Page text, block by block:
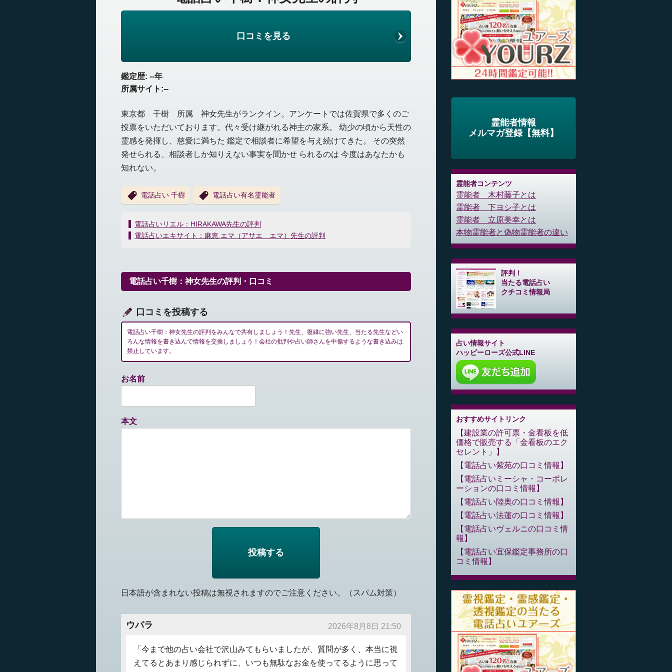
口コミを見る
鑑定歴: --年
所属サイト:--
東京都 千樹 所属 神女先生がランクイン。アンケートでは佐賀県で多くのご
投票をいただいております。代々受け継がれる神主の家系。 幼少の頃から天性の
霊感を発揮し、慈愛に満ちた 鑑定で相談者に希望を与え続けてきた。 その突然
発せられる、相談者しか知りえない事実を聞かせ られるのは 今度はあなたかも
知れない。
電話占い 千樹 電話占い有名霊能者
投
稿
ー
シ
ン
電話占いリエル：HIRAKAWA先生の評判
電話占いエキサイト：麻恵 エマ（アサエ エマ）先生の評判
電話占い千樹：神女先生の評判・口コミ
口コミを投稿する
電話占い千樹：神女先生の評判をみんなで共有しましょう！先生、復縁に強い先生、当たる先生などい
ろんな情報を書き込んで情報を交換しましょう！会社の批判や占い師さんを中傷するような書き込みは
禁止しています。
お名前
本文
日本語が含まれない投稿は無視されますのでご注意ください。（スパム対策）
ウパラ 2026年8月8日 21:50
「今まで他の占い会社で沢山みてもらいましたが、質問が多く、本当に視
えてるとあまり感じられずに、いつも無駄なお金を使ってるように思って
霊能者情報
メルマガ登録【無料】
霊能者コンテンツ
霊能者 木村藤子とは
霊能者 下ヨシ子とは
霊能者 立原美幸とは
本物霊能者と偽物霊能者の違い
評判！
当たる電話占い
クチコミ情報局
占い情報サイト
ハッピーローズ公式LINE
おすすめサイトリンク
建設業の許可票・金看板を低
価格で販売する「金看板のエク
セレント」
電話占い紫苑の口コミ情報
電話占いミーシャ・コーポレ
ーションの口コミ情報
電話占い陸奥の口コミ情報
電話占い法蓮の口コミ情報
電話占いヴェルニの口コミ情
報
電話占い宜保鑑定事務所の口
コミ情報